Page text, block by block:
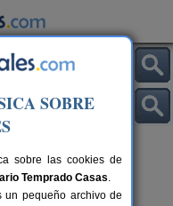
SOBRE
sobre las cookies de
Temprado Casas.
un pequeño archivo de